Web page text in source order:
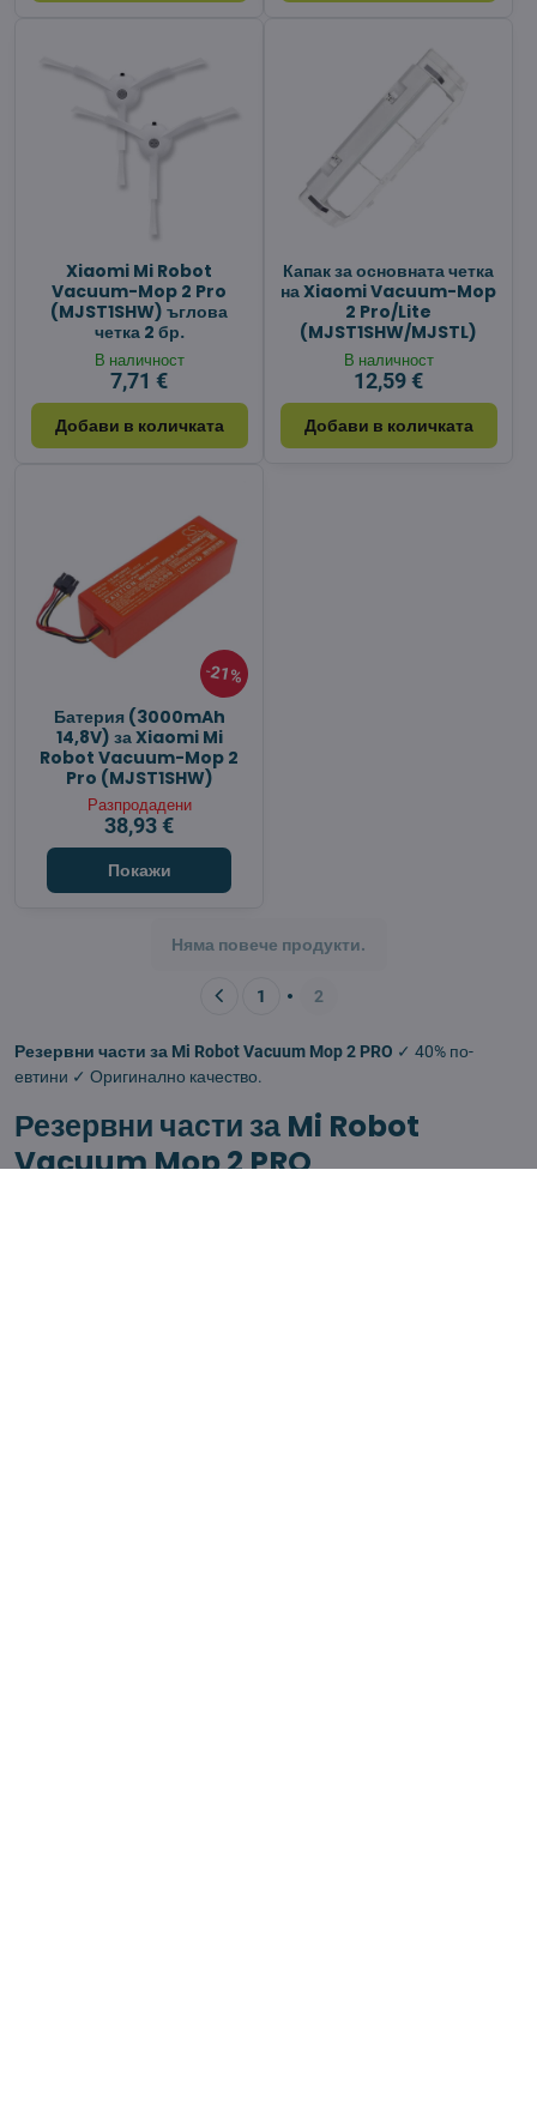
Xiaomi Mi Robot
Vacuum-Mop 2 Pro
(MJST1SHW) ъглова
четка 2 бр.
В наличност
7,71 €
Добави в количката
Капак за основната четка
на Xiaomi Vacuum-Mop
2 Pro/Lite
(MJST1SHW/MJSTL)
В наличност
12,59 €
Добави в количката
21%
Батерия (3000mAh
14,8V) за Xiaomi Mi
Robot Vacuum-Mop 2
Pro (MJST1SHW)
Разпродадени
38,93 €
Покажи
Няма повече продукти.
1 2
Резервни части за Mi Robot Vacuum Mop 2 PRO ✓ 40% по-
евтини ✓ Оригинално качество.
Резервни части за Mi Robot
Vacuum Mop 2 PRO